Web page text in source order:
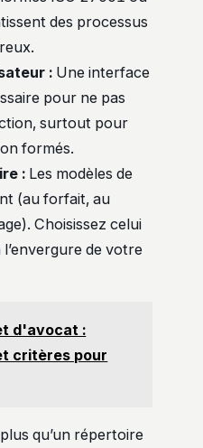
des processus
: Une interface
pour ne pas
surtout pour
formés.
: Les modèles de
(au forfait, au
Choisissez celui
de votre
d'avocat :
critères pour
qu’un répertoire